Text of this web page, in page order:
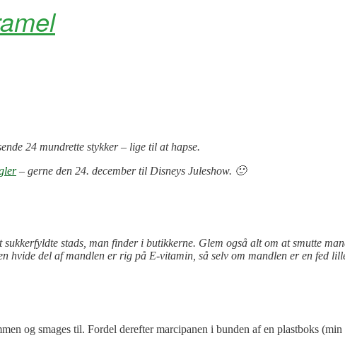
24 mundrette stykker – lige til at hapse.
– gerne den 24. december til Disneys Juleshow. 🙂
stads, man finder i butikkerne. Glem også alt om at smutte
hvide del af mandlen er rig på E-vitamin, så selv om mandlen er en fed
og smages til. Fordel derefter marcipanen i bunden af en plastboks